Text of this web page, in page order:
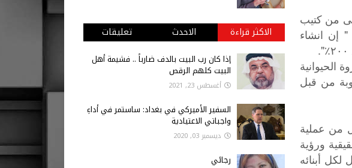
من كتيب
" إن انشاء
الحيوانية
من قبل
من عملية
ورؤية
أبنائه
الاكثر قراءة الاحدث تعليقات
إذا كان رب البيت بالدف ضارباً .. فشيمة أهل
البيت كلهم الرقص
أغسطس 23, 2021
السفير الأميركي في بغداد: ساستمر في أداءِ
واجباتي الاعتيادية
ديسمبر 03, 2020
رجائي